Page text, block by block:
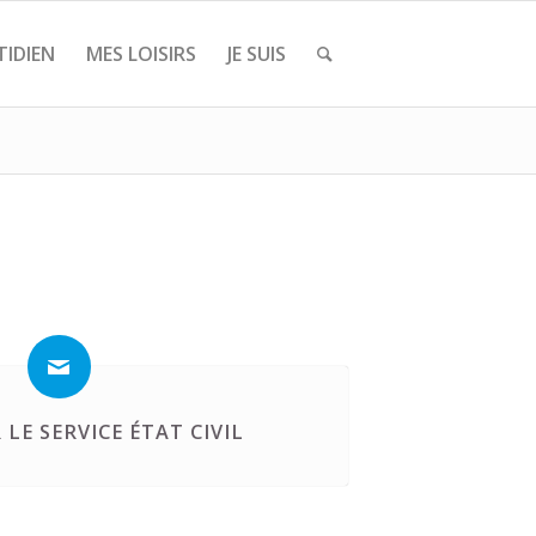
MES LOISIRS JE SUIS
SERVICE ÉTAT CIVIL